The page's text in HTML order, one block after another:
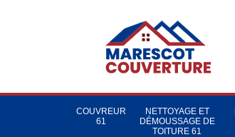
COUVREUR
61
NETTOYAGE ET
DÉMOUSSAGE DE
TOITURE 61